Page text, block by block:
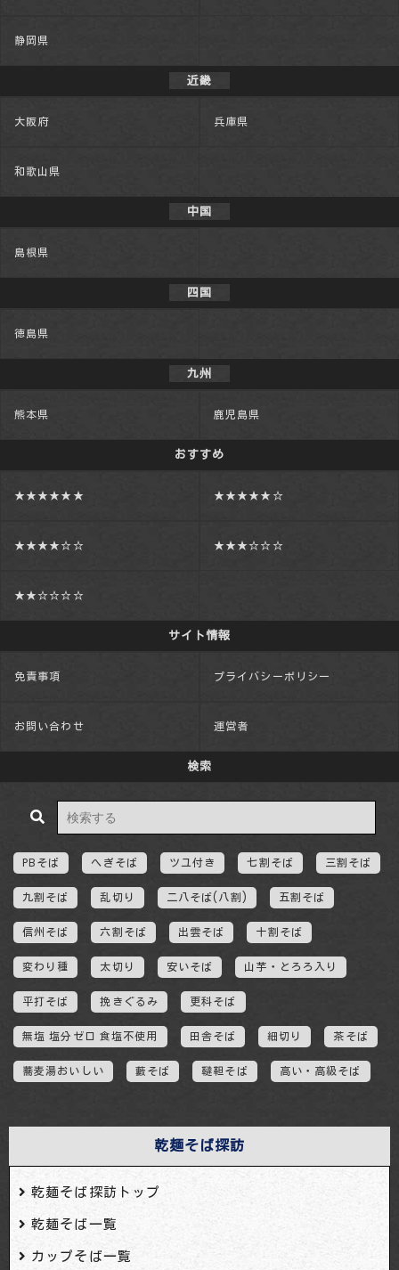
乾麺そば探訪
乾麺そば探訪トップ
乾麺そば一覧
カップそば一覧
静岡県
近畿
大阪府 兵庫県
和歌山県
中国
島根県
四国
徳島県
九州
熊本県 鹿児島県
おすすめ
★★★★★★ ★★★★★☆
★★★★☆☆ ★★★☆☆☆
★★☆☆☆☆
サイト情報
免責事項 プライバシーポリシー
お問い合わせ 運営者
検索
PBそば へぎそば ツユ付き 七割そば 三割そば
九割そば 乱切り 二八そば(八割) 五割そば
信州そば 六割そば 出雲そば 十割そば
変わり種 太切り 安いそば 山芋・とろろ入り
平打そば 挽きぐるみ 更科そば
無塩 塩分ゼロ 食塩不使用 田舎そば 細切り 茶そば
蕎麦湯おいしい 藪そば 韃靼そば 高い・高級そば